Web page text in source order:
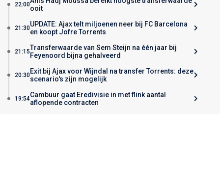
22:00ooit
21:30UPDATE: Ajax telt miljoenen neer bij FC Barcelona
en koopt Jofre Torrents
21:15Transferwaarde van Sem Steijn na één jaar bij
Feyenoord bijna gehalveerd
20:30Exit bij Ajax voor Wijndal na transfer Torrents: deze
scenario's zijn mogelijk
19:54Cambuur gaat Eredivisie in met flink aantal
aflopende contracten